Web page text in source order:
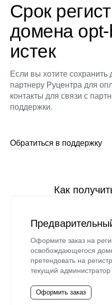
Срок
домена
истек
Если вы хотите
партнеру Руцентра для
контакты для связи с
поддержки.
Обратиться в поддержку
Как
Оформите заказ на
освобождающегося
претендовать на
текущий администратор
Оформить заказ